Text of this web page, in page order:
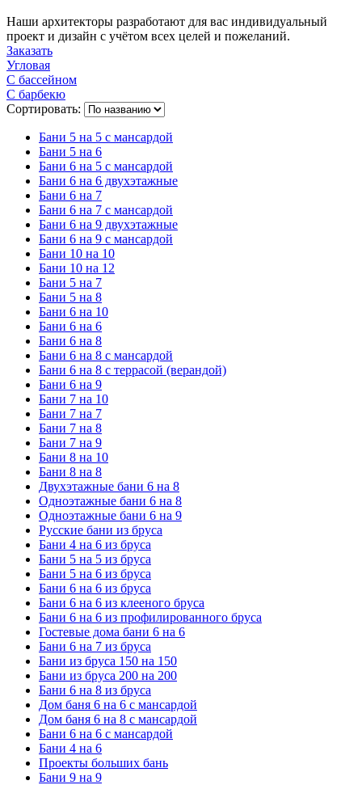
Наши архитекторы разработают для вас индивидуальный
проект и дизайн с учётом всех целей и пожеланий.
Заказать
Угловая
С бассейном
С барбекю
Сортировать:
Бани 5 на 5 с мансардой
Бани 5 на 6
Бани 6 на 5 с мансардой
Бани 6 на 6 двухэтажные
Бани 6 на 7
Бани 6 на 7 с мансардой
Бани 6 на 9 двухэтажные
Бани 6 на 9 с мансардой
Бани 10 на 10
Бани 10 на 12
Бани 5 на 7
Бани 5 на 8
Бани 6 на 10
Бани 6 на 6
Бани 6 на 8
Бани 6 на 8 с мансардой
Бани 6 на 8 с террасой (верандой)
Бани 6 на 9
Бани 7 на 10
Бани 7 на 7
Бани 7 на 8
Бани 7 на 9
Бани 8 на 10
Бани 8 на 8
Двухэтажные бани 6 на 8
Одноэтажные бани 6 на 8
Одноэтажные бани 6 на 9
Русские бани из бруса
Бани 4 на 6 из бруса
Бани 5 на 5 из бруса
Бани 5 на 6 из бруса
Бани 6 на 6 из бруса
Бани 6 на 6 из клееного бруса
Бани 6 на 6 из профилированного бруса
Гостевые дома бани 6 на 6
Бани 6 на 7 из бруса
Бани из бруса 150 на 150
Бани из бруса 200 на 200
Бани 6 на 8 из бруса
Дом баня 6 на 6 с мансардой
Дом баня 6 на 8 с мансардой
Бани 6 на 6 с мансардой
Бани 4 на 6
Проекты больших бань
Бани 9 на 9